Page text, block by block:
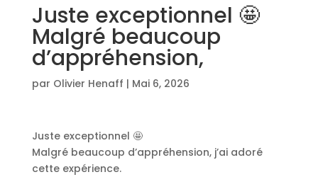
Juste exceptionnel 🤩
Malgré beaucoup
d’appréhension,
par Olivier Henaff | Mai 6, 2026
Juste exceptionnel 🤩
Malgré beaucoup d’appréhension, j’ai adoré
cette expérience.